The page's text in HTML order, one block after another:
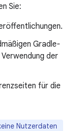
Sie:
Gradle-
der
für die
Nutzerdaten